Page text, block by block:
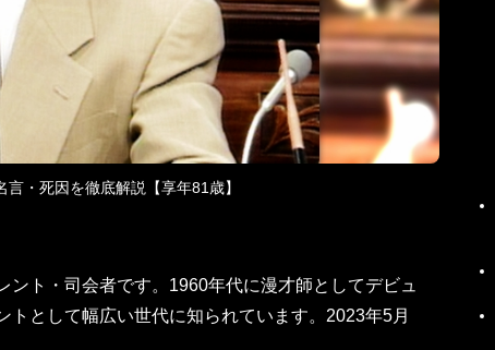
・死因を徹底解説【享年81歳】
ント・司会者です。1960年代に漫才師としてデビュ
として幅広い世代に知られています。2023年5月